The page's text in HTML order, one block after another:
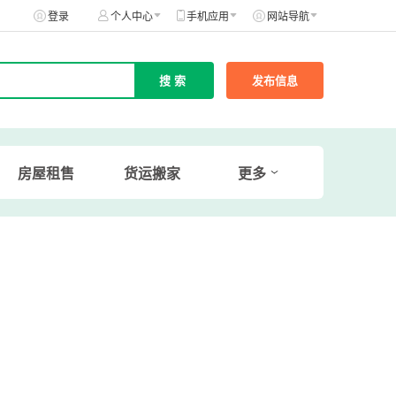
登录 个人中心 手机应用 网站导航
发布信息
房屋租售 货运搬家 更多